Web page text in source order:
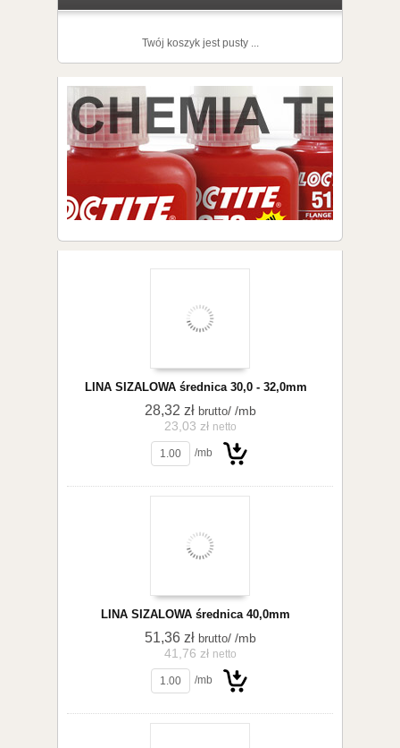
Twój koszyk jest pusty ...
LINA SIZALOWA średnica 30,0 - 32,0mm
28,32 zł brutto/ /mb
23,03 zł netto
/mb
LINA SIZALOWA średnica 40,0mm
51,36 zł brutto/ /mb
41,76 zł netto
/mb